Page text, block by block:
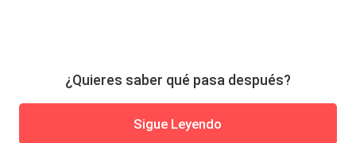
¿Quieres saber qué pasa después?
Sigue Leyendo